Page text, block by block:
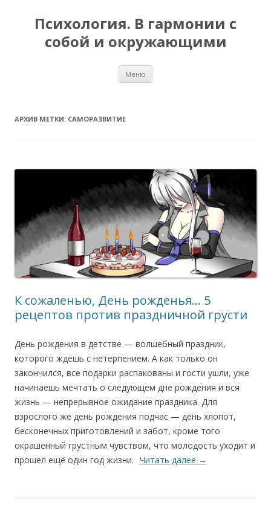
Психология. В гармонии с
собой и окружающими
Меню
АРХИВ МЕТКИ: САМОРАЗВИТИЕ
К сожаленью, День рожденья… 5
рецептов против праздничной грусти
День рождения в детстве — волшебный праздник,
которого ждёшь с нетерпением. А как только он
закончился, все подарки распакованы и гости ушли, уже
начинаешь мечтать о следующем дне рождения и вся
жизнь — непрерывное ожидание праздника. Для
взрослого же день рождения подчас — день хлопот,
бесконечных приготовлений и забот, кроме того
окрашенный грустным чувством, что молодость уходит и
прошел ещё один год жизни. Читать далее →